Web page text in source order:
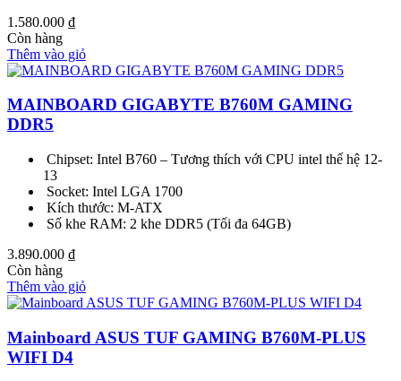
1.580.000 ₫
Còn hàng
Thêm vào giỏ
MAINBOARD GIGABYTE B760M GAMING
DDR5
Chipset: Intel B760 – Tương thích với CPU intel thế hệ 12-
13
Socket: Intel LGA 1700
Kích thước: M-ATX
Số khe RAM: 2 khe DDR5 (Tối đa 64GB)
3.890.000 ₫
Còn hàng
Thêm vào giỏ
Mainboard ASUS TUF GAMING B760M-PLUS
WIFI D4